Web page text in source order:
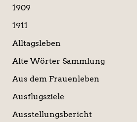
a
h
1909
1911
Alltagsleben
Alte Wörter Sammlung
Aus dem Frauenleben
Ausflugsziele
Ausstellungsbericht